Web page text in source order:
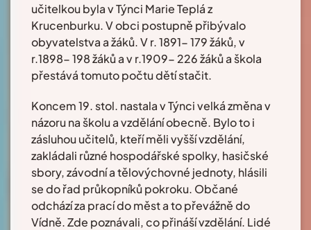
učitelkou byla v Týnci Marie Teplá z
Krucenburku. V obci postupně přibývalo
obyvatelstva a žáků. V r. 1891- 179 žáků, v
r.1898- 198 žáků a v r.1909- 226 žáků a škola
přestává tomuto počtu dětí stačit.
Koncem 19. stol. nastala v Týnci velká změna v
názoru na školu a vzdělání obecně. Bylo to i
zásluhou učitelů, kteří měli vyšší vzdělání,
zakládali různé hospodářské spolky, hasičské
sbory, závodní a tělovýchovné jednoty, hlásili
se do řad průkopníků pokroku. Občané
odchází za prací do měst a to převážně do
Vídně. Zde poznávali, co přináší vzdělání. Lidé